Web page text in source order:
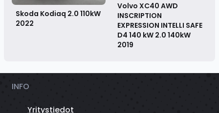
Skoda Kodiaq 2.0 110kW
2022
Volvo XC40 AWD
INSCRIPTION
EXPRESSION INTELLI SAFE
D4 140 kW 2.0 140kW
2019
INFO
Yritystiedot